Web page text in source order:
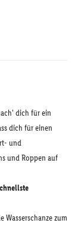
dich für ein
dich für einen
und
und Roppen auf
zum